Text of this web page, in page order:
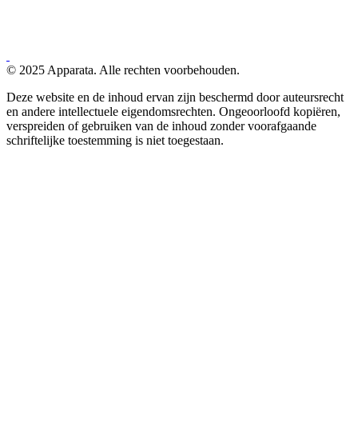
© 2025 Apparata. Alle rechten voorbehouden.
Deze website en de inhoud ervan zijn beschermd door auteursrecht
en andere intellectuele eigendomsrechten. Ongeoorloofd kopiëren,
verspreiden of gebruiken van de inhoud zonder voorafgaande
schriftelijke toestemming is niet toegestaan.